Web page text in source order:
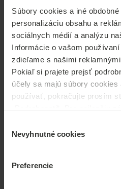
Súbory cookies a iné
personalizáciu obsahu a
sociálnych médií a analýzu
Informácie o vašom
zdieľame s našimi
Pokiaľ si prajete prejsť
účely sa majú súbory cookies
používať, pokračujte prosím
súhlasu
Nevyhnutné cookies
Preferencie
Kontaktujte nás s akoukoľvek otázkou
alebo služieb. Otázky a odpovede
Tu si môžete rezervovať naše